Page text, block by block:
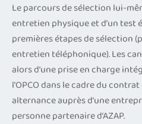
Le parcours de sélection lui-
entretien physique et d’un test
premières étapes de sélection
entretien téléphonique). Les
alors d’une prise en charge
l’OPCO dans le cadre du
alternance auprès d’une
personne partenaire d’AZAP.